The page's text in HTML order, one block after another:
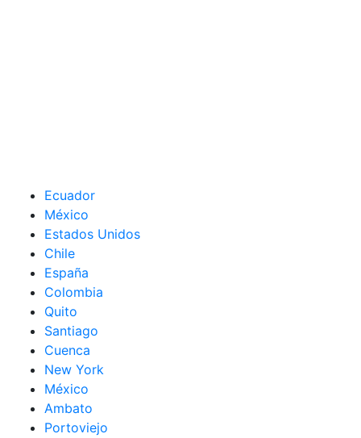
Ecuador
México
Estados Unidos
Chile
España
Colombia
Quito
Santiago
Cuenca
New York
México
Ambato
Portoviejo